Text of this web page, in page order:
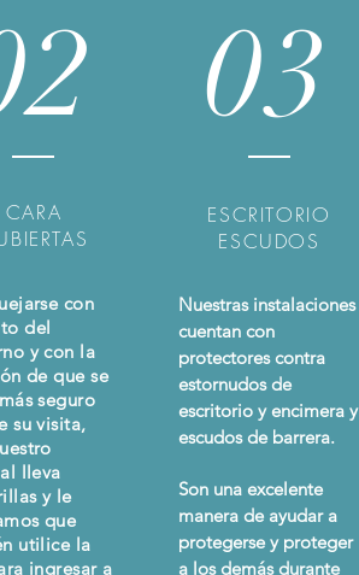
CARA
con
del
y con la
de que se
seguro
su visita,
lleva
y le
que
utilice la
ingresar a
03
ESCRITORIO
ESCUDOS
Nuestras instalaciones
cuentan con
protectores contra
estornudos de
escritorio y encimera y
escudos de barrera.
Son una excelente
manera de ayudar a
protegerse y proteger
a los demás durante